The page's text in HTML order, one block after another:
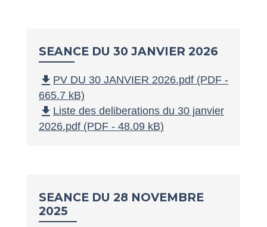
SEANCE DU 30 JANVIER 2026
file_download PV DU 30 JANVIER 2026.pdf (PDF -
665.7 kB)
file_download Liste des deliberations du 30 janvier
2026.pdf (PDF - 48.09 kB)
SEANCE DU 28 NOVEMBRE
2025